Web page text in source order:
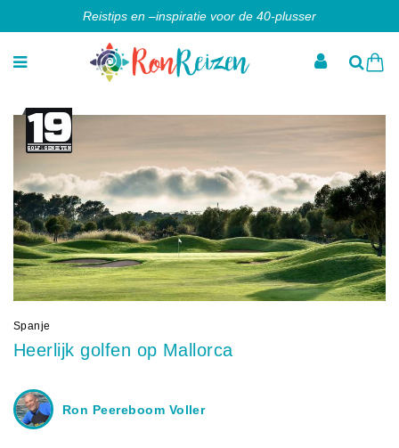
Reistips en –inspiratie voor de 40-plusser
Spanje
Heerlijk golfen op Mallorca
Ron Peereboom Voller